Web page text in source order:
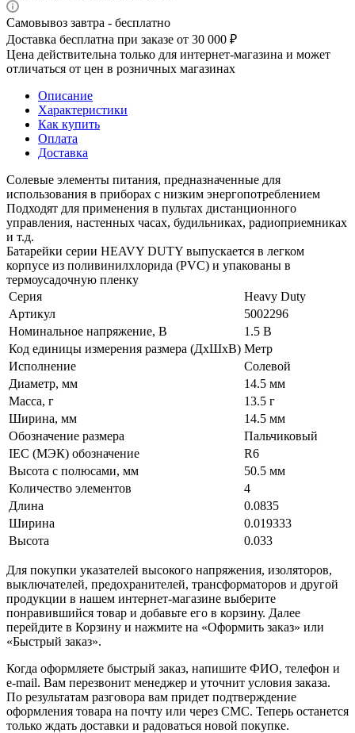
Самовывоз завтра - бесплатно
Доставка бесплатна при заказе от 30 000 ₽
Цена действительна только для интернет-магазина и может
отличаться от цен в розничных магазинах
Описание
Характеристики
Как купить
Оплата
Доставка
Солевые элементы питания, предназначенные для
использования в приборах с низким энергопотреблением
Подходят для применения в пультах дистанционного
управления, настенных часах, будильниках, радиоприемниках
и т.д.
Батарейки серии HEAVY DUTY выпускается в легком
корпусе из поливинилхлорида (PVC) и упакованы в
термоусадочную пленку
Серия
Heavy Duty
Артикул
5002296
Номинальное напряжение, В
1.5 В
Код единицы измерения размера (ДхШхВ) Метр
Исполнение
Солевой
Диаметр, мм
14.5 мм
Масса, г
13.5 г
Ширина, мм
14.5 мм
Обозначение размера
Пальчиковый
IEC (МЭК) обозначение
R6
Высота с полюсами, мм
50.5 мм
Количество элементов
4
Длина
0.0835
Ширина
0.019333
Высота
0.033
Для покупки указателей высокого напряжения, изоляторов,
выключателей, предохранителей, трансформаторов и другой
продукции в нашем интернет-магазине выберите
понравившийся товар и добавьте его в корзину. Далее
перейдите в Корзину и нажмите на «Оформить заказ» или
«Быстрый заказ».
Когда оформляете быстрый заказ, напишите ФИО, телефон и
e-mail. Вам перезвонит менеджер и уточнит условия заказа.
По результатам разговора вам придет подтверждение
оформления товара на почту или через СМС. Теперь останется
только ждать доставки и радоваться новой покупке.